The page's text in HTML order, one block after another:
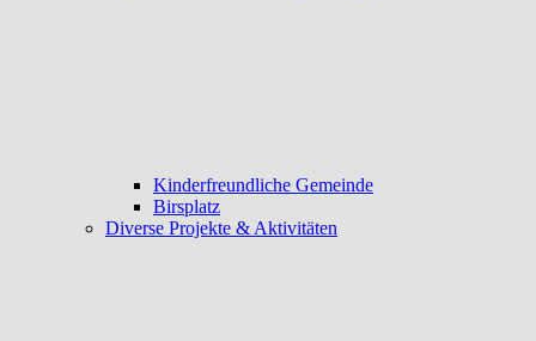
Kinderfreundliche Gemeinde
Birsplatz
Diverse Projekte & Aktivitäten